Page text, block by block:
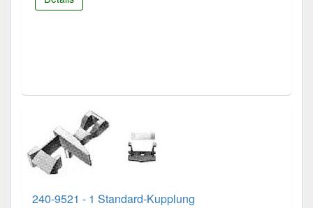
240-9521 - 1 Standard-Kupplung